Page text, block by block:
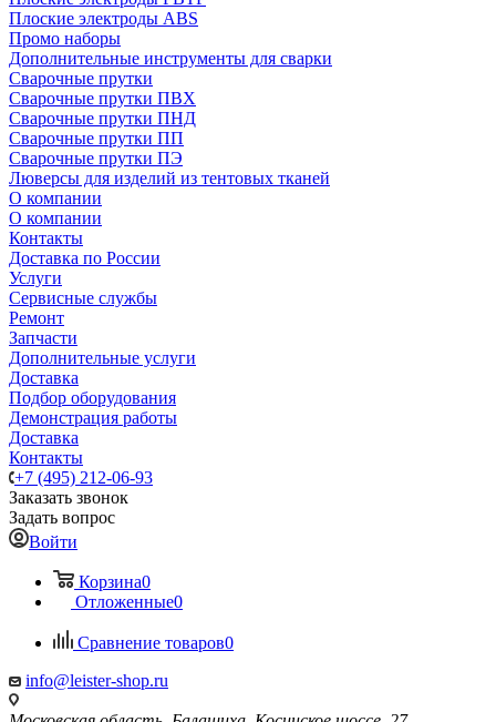
Плоские электроды ABS
Промо наборы
Дополнительные инструменты для сварки
Сварочные прутки
Сварочные прутки ПВХ
Сварочные прутки ПНД
Сварочные прутки ПП
Сварочные прутки ПЭ
Люверсы для изделий из тентовых тканей
О компании
О компании
Контакты
Доставка по России
Услуги
Сервисные службы
Ремонт
Запчасти
Дополнительные услуги
Доставка
Подбор оборудования
Демонстрация работы
Доставка
Контакты
+7 (495) 212-06-93
Заказать звонок
Задать вопрос
Войти
Корзина0
Отложенные0
Сравнение товаров0
info@leister-shop.ru